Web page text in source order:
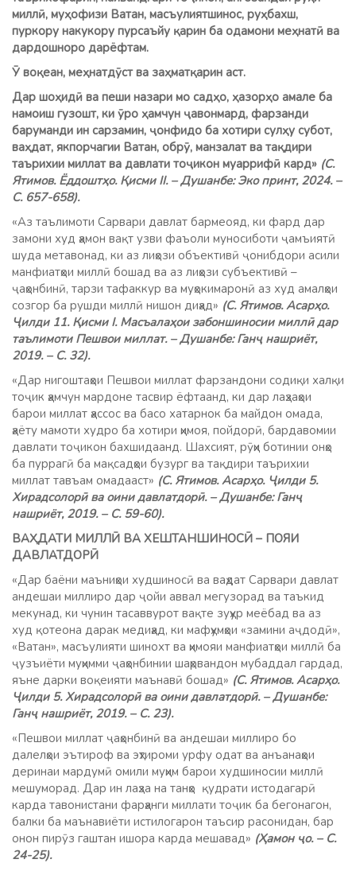
миллӣ, муҳофизи Ватан, масъулиятшинос, руҳбахш,
пуркору накукору пурсаъйу қарин ба одамони меҳнатӣ ва
дардошноро дарёфтам.
Ӯ воқеан, меҳнатдӯст ва заҳматқарин аст.
Дар шоҳидӣ ва пеши назари мо садҳо, ҳазорҳо амале ба
намоиш гузошт, ки ӯро ҳамчун ҷавонмард, фарзанди
баруманди ин сарзамин, ҷонфидо ба хотири сулҳу субот,
ваҳдат, якпорчагии Ватан, обрӯ, манзалат ва тақдири
таърихии миллат ва давлати тоҷикон муаррифӣ кард» (С.
Ятимов. Ёддоштҳо. Қисми II. – Душанбе: Эко принт, 2024. –
С. 657-658).
«Аз таълимоти Сарвари давлат бармеояд, ки фард дар
замони худ ҳамон вақт узви фаъоли муносиботи ҷамъиятӣ
шуда метавонад, ки аз лиҳози объективӣ ҷонибдори асили
манфиатҳои миллӣ бошад ва аз лиҳози субъективӣ –
ҷаҳонбинӣ, тарзи тафаккур ва муҳокимаронӣ аз худ амалҳои
созгор ба рушди миллӣ нишон диҳад» (С. Ятимов. Асарҳо.
Ҷилди 11. Қисми I. Масъалаҳои забоншиносии миллӣ дар
таълимоти Пешвои миллат. – Душанбе: Ганҷ нашриёт,
2019. – С. 32).
«Дар нигоштаҳои Пешвои миллат фарзандони содиқи халқи
тоҷик ҳамчун мардоне тасвир ёфтаанд, ки дар лаҳзаҳои
барои миллат ҳассос ва басо хатарнок ба майдон омада,
ҳаёту мамоти худро ба хотири ҳимоя, пойдорӣ, бардавомии
давлати тоҷикон бахшидаанд. Шахсият, рӯҳи ботинии онҳо
ба пуррагӣ ба мақсадҳои бузург ва тақдири таърихии
миллат тавъам омадааст» (С. Ятимов. Асарҳо. Ҷилди 5.
Хирадсолорӣ ва оини давлатдорӣ. – Душанбе: Ганҷ
нашриёт, 2019. – С. 59-60).
ВАҲДАТИ МИЛЛӢ ВА ХЕШТАНШИНОСӢ – ПОЯИ
ДАВЛАТДОРӢ
«Дар баёни маъниҳои худшиносӣ ва ваҳдат Сарвари давлат
андешаи миллиро дар ҷойи аввал мегузорад ва таъкид
мекунад, ки чунин тасаввурот вақте зуҳур меёбад ва аз
худ қотеона дарак медиҳад, ки мафҳумҳои «замини аҷдодӣ»,
«Ватан», масъулияти шинохт ва ҳимояи манфиатҳои миллӣ ба
ҷузъиёти муҳимми ҷаҳонбинии шаҳрвандон мубаддал гардад,
яъне дарки воқеияти маънавӣ бошад» (С. Ятимов. Асарҳо.
Ҷилди 5. Хирадсолорӣ ва оини давлатдорӣ. – Душанбе:
Ганҷ нашриёт, 2019. – С. 23).
«Пешвои миллат ҷаҳонбинӣ ва андешаи миллиро бо
далелҳои эътироф ва эҳтироми урфу одат ва анъанаҳои
деринаи мардумӣ омили муҳим барои худшиносии миллӣ
мешуморад. Дар ин лаҳза на танҳо қудрати истодагарӣ
карда тавонистани фарҳанги миллати тоҷик ба бегонагон,
балки ба маънавиёти истилогарон таъсир расонидан, бар
онон пирӯз гаштан ишора карда мешавад» (Ҳамон ҷо. – С.
24-25).